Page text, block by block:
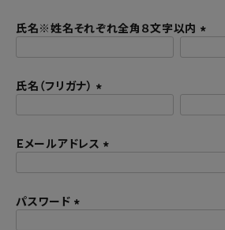
氏名※姓名それぞれ全角８文字以内
氏名（フリガナ）
須
Ｅメールアドレス
パスワード